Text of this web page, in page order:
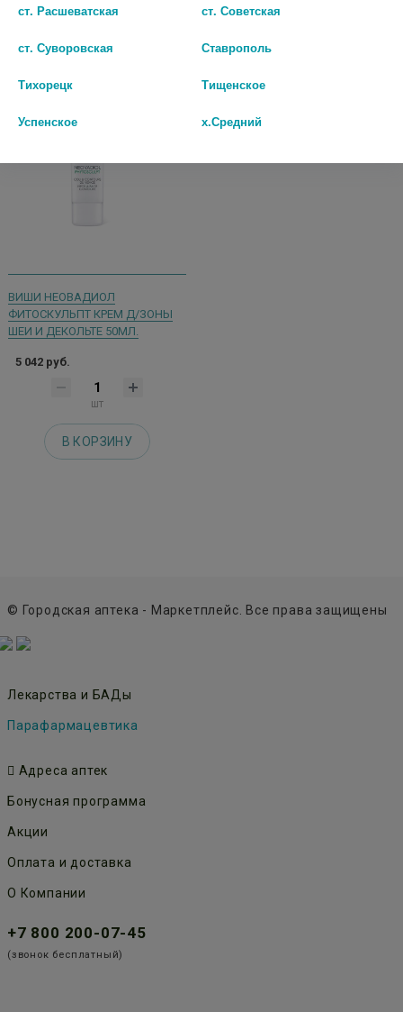
ВИШИ НЕОВАДИОЛ
ФИТОСКУЛЬПТ КРЕМ Д/ЗОНЫ
ШЕИ И ДЕКОЛЬТЕ 50МЛ.
5 042 руб.
шт
В КОРЗИНУ
© Городская аптека - Маркетплейс. Все права защищены
Лекарства и БАДы
Парафармацевтика
Адреса аптек
Бонусная программа
Акции
Оплата и доставка
О Компании
+7 800 200-07-45
(звонок бесплатный)
ст. Расшеватская ст. Советская
ст. Суворовская Ставрополь
Тихорецк Тищенское
Успенское х.Средний